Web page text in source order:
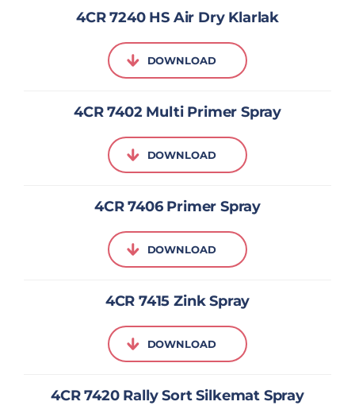
4CR 7240 HS Air Dry Klarlak
DOWNLOAD
4CR 7402 Multi Primer Spray
DOWNLOAD
4CR 7406 Primer Spray
DOWNLOAD
4CR 7415 Zink Spray
DOWNLOAD
4CR 7420 Rally Sort Silkemat Spray